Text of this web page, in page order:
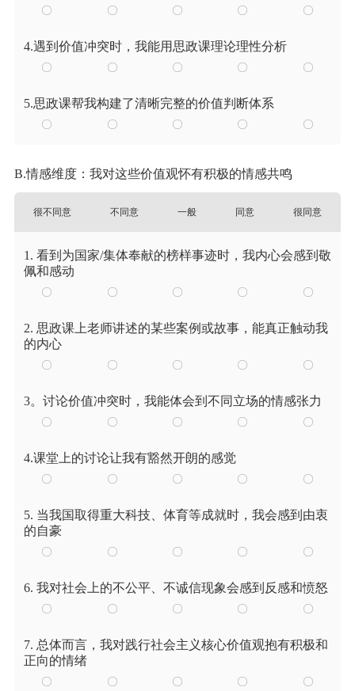
4.遇到价值冲突时，我能用思政课理论理性分析
5.思政课帮我构建了清晰完整的价值判断体系
B.情感维度：我对这些价值观怀有积极的情感共鸣
很不同意 不同意 一般 同意 很同意
1. 看到为国家/集体奉献的榜样事迹时，我内心会感到敬
佩和感动
2. 思政课上老师讲述的某些案例或故事，能真正触动我
的内心
3。讨论价值冲突时，我能体会到不同立场的情感张力
4.课堂上的讨论让我有豁然开朗的感觉
5. 当我国取得重大科技、体育等成就时，我会感到由衷
的自豪
6. 我对社会上的不公平、不诚信现象会感到反感和愤怒
7. 总体而言，我对践行社会主义核心价值观抱有积极和
正向的情绪